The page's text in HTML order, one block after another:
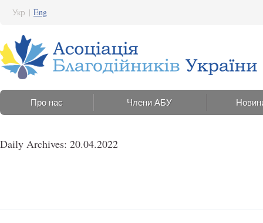
Укр | Eng
Про нас Члени АБУ
Daily Archives: 20.04.2022